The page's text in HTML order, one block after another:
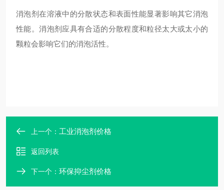
消泡剂在溶液中的分散状态和表面性能显著影响其它消泡
性能。消泡剂应具有合适的分散程度和粒径太大或太小的
颗粒会影响它们的消泡活性。
上一个： 工业消泡剂价格
返回列表
下一个： 环保抑尘剂价格